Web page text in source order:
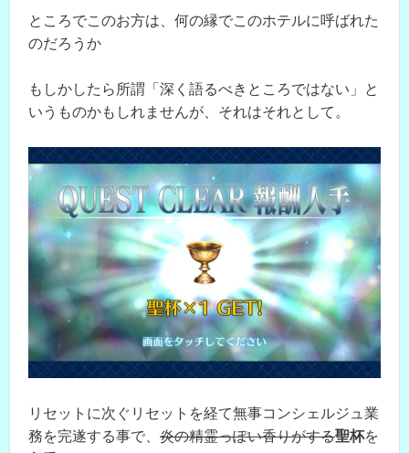
ところでこのお方は、何の縁でこのホテルに呼ばれた
のだろうか
もしかしたら所謂「深く語るべきところではない」と
いうものかもしれませんが、それはそれとして。
リセットに次ぐリセットを経て無事コンシェルジュ業
務を完遂する事で、 炎の精霊っぽい香りがする聖杯を